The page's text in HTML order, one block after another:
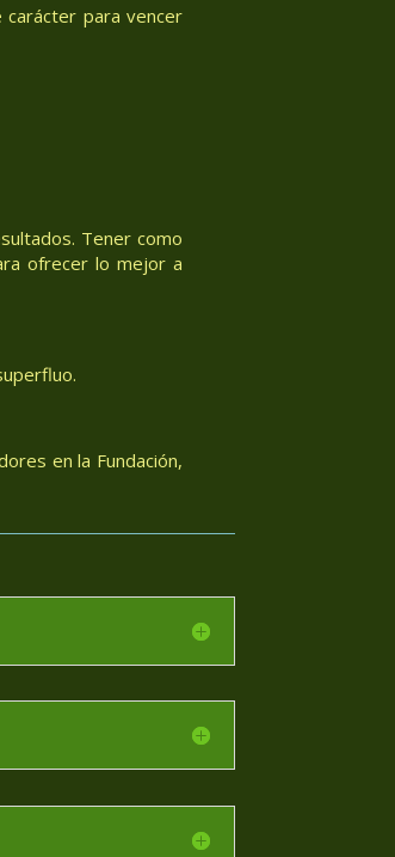
carácter para vencer
Tener como
ofrecer lo mejor a
en la Fundación,